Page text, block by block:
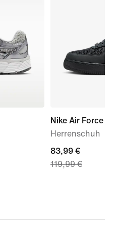
Nike Air Force 1
Herrenschuh
current
price
119,99 €
83,99 €
119,99 €